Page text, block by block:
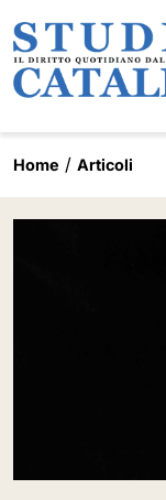
Home Articoli